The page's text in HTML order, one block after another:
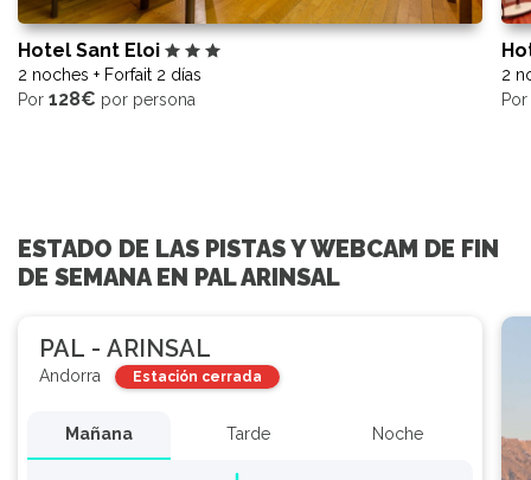
Hotel Sant Eloi
2 noches + Forfait 2 días
Por 128€ por persona
2
Por
ESTADO DE LAS PISTAS Y WEBCAM DE FIN
DE SEMANA EN PAL ARINSAL
PAL - ARINSAL
Andorra Estación cerrada
Mañana Tarde Noche